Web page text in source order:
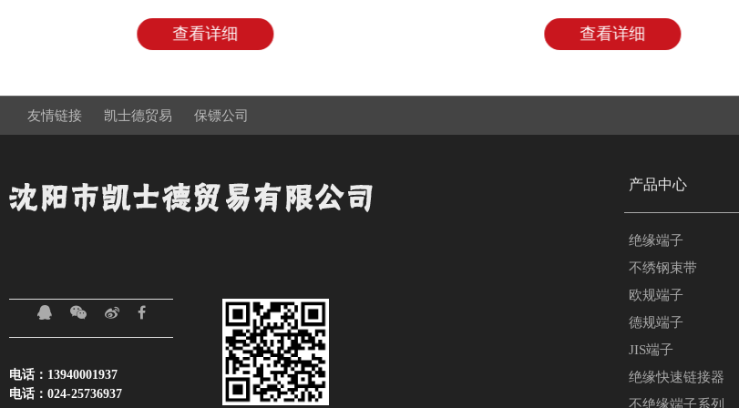
查看详细 查看详细
友情链接 凯士德贸易 保镖公司
产品中心
绝缘端子
不绣钢束带
欧规端子
德规端子
JIS端子
绝缘快速链接器
不绝缘端子系列
电话：13940001937
电话：024-25736937